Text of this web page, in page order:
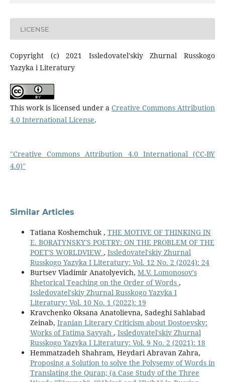
LICENSE
Copyright (c) 2021 Issledovatel'skiy Zhurnal Russkogo
Yazyka i Literatury
This work is licensed under aCreative Commons Attribution
4.0 International License.
"Creative Commons Attribution 4.0 International (CC-BY
4.0)"
Similar Articles
Tatiana Koshemchuk , THE MOTIVE OF THINKING IN
E. BORATYNSKY'S POETRY: ON THE PROBLEM OF THE
POET'S WORLDVIEW , Issledovatel'skiy Zhurnal
Russkogo Yazyka I Literatury: Vol. 12 No. 2 (2024): 24
Burtsev Vladimir Anatolyevich, M.V. Lomonosov's
Rhetorical Teaching on the Order of Words ,
Issledovatel'skiy Zhurnal Russkogo Yazyka I
Literatury: Vol. 10 No. 1 (2022): 19
Kravchenko Oksana Anatolievna, Sadeghi Sahlabad
Zeinab, Iranian Literary Criticism about Dostoevsky:
Works of Fatima Sayyah , Issledovatel'skiy Zhurnal
Russkogo Yazyka I Literatury: Vol. 9 No. 2 (2021): 18
Hemmatzadeh Shahram, Heydari Abravan Zahra,
Proposing a Solution to solve the Polysemy of Words in
Translating the Quran; (a Case Study of the Three